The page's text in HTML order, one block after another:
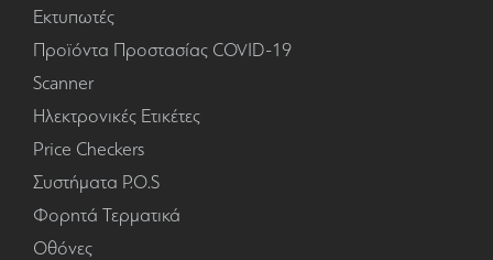
Εκτυπωτές
Προϊόντα Προστασίας COVID-19
Scanner
Ηλεκτρονικές Ετικέτες
Price Checkers
Συστήματα P.O.S
Φορητά Τερματικά
Οθόνες